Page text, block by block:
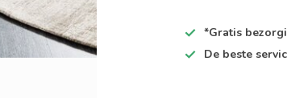
*Gratis
De beste